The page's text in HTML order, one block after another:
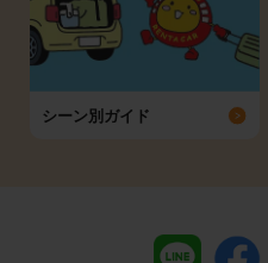
シーン別ガイド